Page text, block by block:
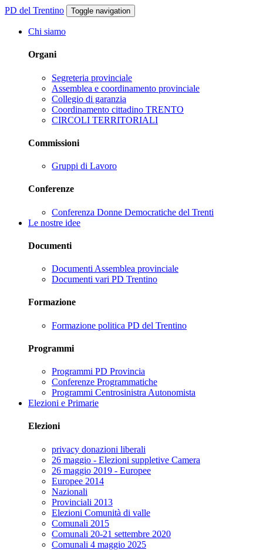
PD del Trentino Toggle navigation
Chi siamo
Organi
Segreteria provinciale
Assemblea e coordinamento provinciale
Collegio di garanzia
Coordinamento cittadino TRENTO
CIRCOLI TERRITORIALI
Commissioni
Gruppi di Lavoro
Conferenze
Conferenza Donne Democratiche del Trenti
Le nostre idee
Documenti
Documenti Assemblea provinciale
Documenti vari PD Trentino
Formazione
Formazione politica PD del Trentino
Programmi
Programmi PD Provincia
Conferenze Programmatiche
Programmi Centrosinistra Autonomista
Elezioni e Primarie
Elezioni
privacy donazioni liberali
26 maggio - Elezioni suppletive Camera
26 maggio 2019 - Europee
Europee 2014
Nazionali
Provinciali 2013
Elezioni Comunità di valle
Comunali 2015
Comunali 20-21 settembre 2020
Comunali 4 maggio 2025